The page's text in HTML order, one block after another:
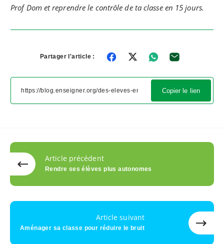
Prof Dom et reprendre le contrôle de ta classe en 15 jours.
Partager l'article :
Copier le lien
Article précédent
Rendre ses élèves plus autonomes
Article suivant
Aménager sa classe pour réduire le bruit